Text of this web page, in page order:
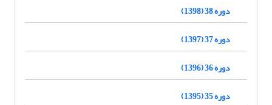
دوره 38 (1398)
دوره 37 (1397)
دوره 36 (1396)
دوره 35 (1395)